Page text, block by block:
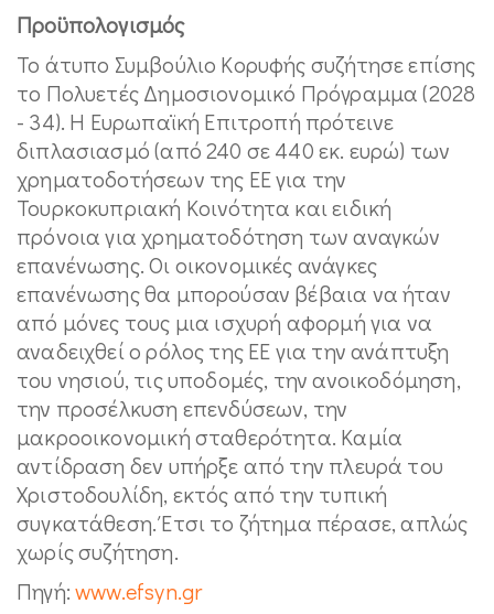
Προϋπολογισμός
Το άτυπο Συμβούλιο Κορυφής συζήτησε επίσης
το Πολυετές Δημοσιονομικό Πρόγραμμα (2028
- 34). Η Ευρωπαϊκή Επιτροπή πρότεινε
διπλασιασμό (από 240 σε 440 εκ. ευρώ) των
χρηματοδοτήσεων της ΕΕ για την
Τουρκοκυπριακή Κοινότητα και ειδική
πρόνοια για χρηματοδότηση των αναγκών
επανένωσης. Οι οικονομικές ανάγκες
επανένωσης θα μπορούσαν βέβαια να ήταν
από μόνες τους μια ισχυρή αφορμή για να
αναδειχθεί ο ρόλος της ΕΕ για την ανάπτυξη
του νησιού, τις υποδομές, την ανοικοδόμηση,
την προσέλκυση επενδύσεων, την
μακροοικονομική σταθερότητα. Καμία
αντίδραση δεν υπήρξε από την πλευρά του
Χριστοδουλίδη, εκτός από την τυπική
συγκατάθεση. Έτσι το ζήτημα πέρασε, απλώς
χωρίς συζήτηση.
Πηγή:www.efsyn.gr